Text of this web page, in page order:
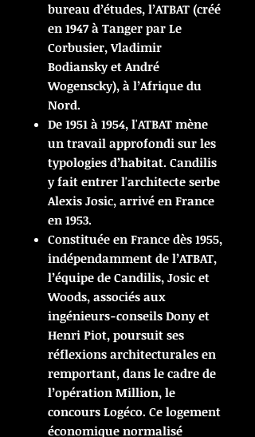
bureau d’études, l’ATBAT (créé
en 1947 à Tanger par Le
Corbusier, Vladimir
Bodiansky et André
Wogenscky), à l’Afrique du
Nord.
De 1951 à 1954, l'ATBAT mène
un travail approfondi sur les
typologies d’habitat. Candilis
y fait entrer l'architecte serbe
Alexis Josic, arrivé en France
en 1953.
Constituée en France dès 1955,
indépendamment de l’ATBAT,
l’équipe de Candilis, Josic et
Woods, associés aux
ingénieurs-conseils Dony et
Henri Piot, poursuit ses
réflexions architecturales en
remportant, dans le cadre de
l’opération Million, le
concours Logéco. Ce logement
économique normalisé